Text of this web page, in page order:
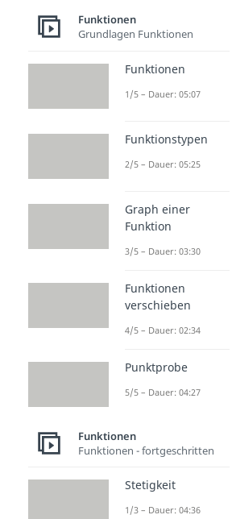
Lernen
Entdecke
Weitere
Funktionen
Funktionen
Grundlagen Funktionen
Funktionen
1/5 – Dauer: 05:07
Funktionstypen
2/5 – Dauer: 05:25
Graph einer
Funktion
3/5 – Dauer: 03:30
Funktionen
verschieben
4/5 – Dauer: 02:34
Punktprobe
5/5 – Dauer: 04:27
Funktionen
Funktionen - fortgeschritten
Stetigkeit
1/3 – Dauer: 04:36